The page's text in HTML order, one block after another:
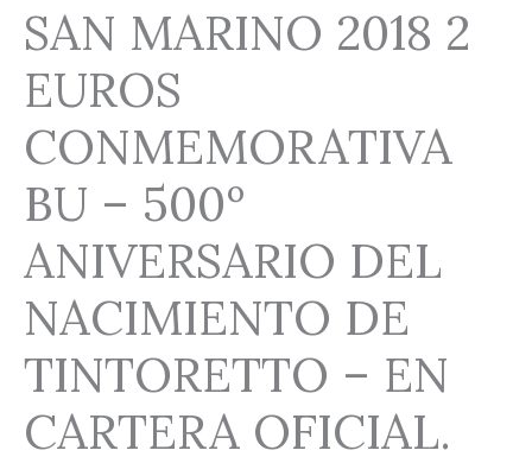
SAN MARINO 2018 2
EUROS
CONMEMORATIVA
BU – 500º
ANIVERSARIO DEL
NACIMIENTO DE
TINTORETTO – EN
CARTERA OFICIAL.